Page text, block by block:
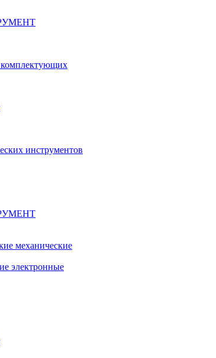
инструментов
механические
электронные